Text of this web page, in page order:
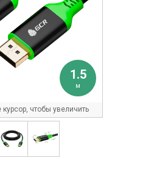
1.5
м
курсор, чтобы увеличить